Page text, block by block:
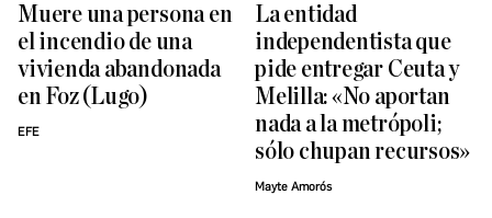
Muere una persona en
el incendio de una
vivienda abandonada
en Foz (Lugo)
EFE
La entidad
independentista que
pide entregar Ceuta y
Melilla: «No aportan
nada a la metrópoli;
sólo chupan recursos»
Mayte Amorós